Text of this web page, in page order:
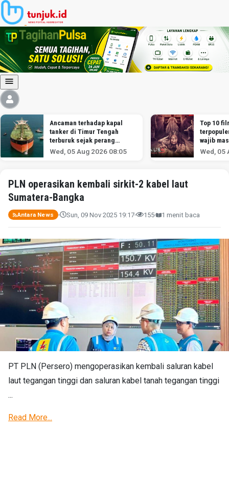
Ancaman terhadap kapal
tanker di Timur Tengah
terburuk sejak perang
melawan Iran dimulai,
menurut analis
Wed, 05 Aug 2026 08:05
Top 10
wajib
Wed, 05
PLN operasikan kembali sirkit-2 kabel laut
Sumatera-Bangka
Antara News Sun, 09 Nov 2025 19:17 155 1 menit baca
PT PLN (Persero) mengoperasikan kembali saluran kabel
laut tegangan tinggi dan saluran kabel tanah tegangan tinggi
...
Read More...